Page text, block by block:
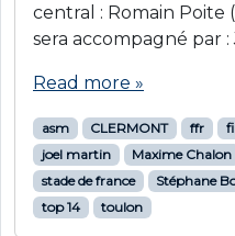
central : Romain Poite
sera accompagné par :
Read more »
asm CLERMONT ffr
joel martin
Maxime Chalon
stade de france
Stéphane
top 14
toulon